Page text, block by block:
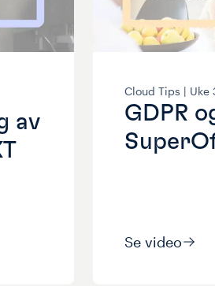
av
Cloud Tips | Uke
GDPR
Se video